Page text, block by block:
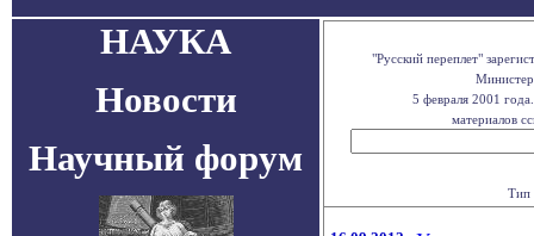
НАУКА
Новости
Научный форум
"Русский переплет"
5 февраля 2001
материалов
Тип